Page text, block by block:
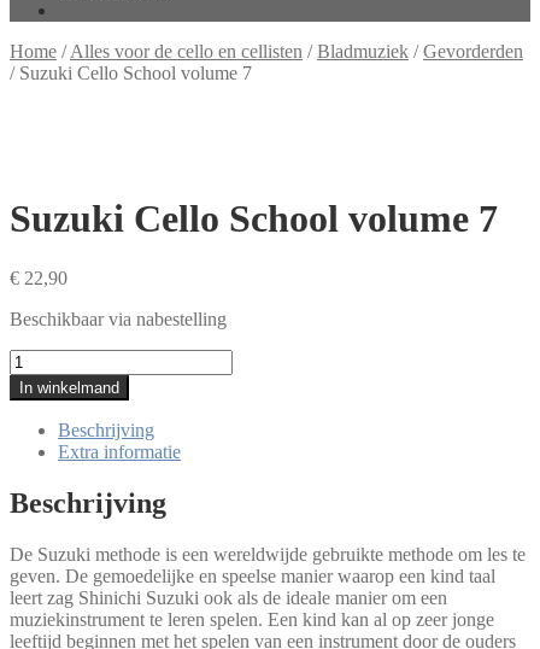
Home /Alles voor de cello en cellisten /Bladmuziek /Gevorderden
/ Suzuki Cello School volume 7
Suzuki Cello School volume 7
€ 22,90
Beschikbaar via nabestelling
Suzuki
Cello
School
volume
In winkelmand
Beschrijving
Extra informatie
Beschrijving
De Suzuki methode is een wereldwijde gebruikte methode om les te
geven. De gemoedelijke en speelse manier waarop een kind taal
leert zag Shinichi Suzuki ook als de ideale manier om een
muziekinstrument te leren spelen. Een kind kan al op zeer jonge
leeftijd beginnen met het spelen van een instrument door de ouders